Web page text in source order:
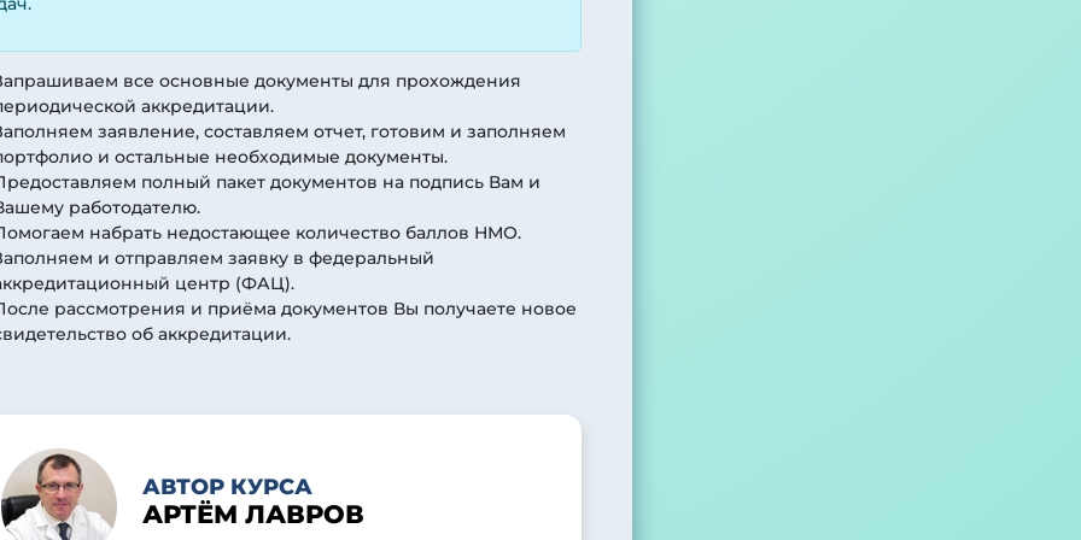
все основные документы для прохождения
аккредитации.
заявление, составляем отчет, готовим и заполняем
и остальные необходимые документы.
полный пакет документов на подпись Вам и
работодателю.
набрать недостающее количество баллов НМО.
и отправляем заявку в федеральный
центр (ФАЦ).
рассмотрения и приёма документов Вы получаете новое
об аккредитации.
АВТОР КУРСА
АРТЁМ ЛАВРОВ